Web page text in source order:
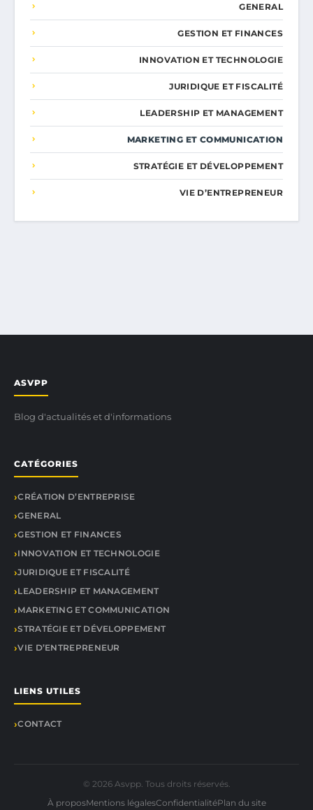
GENERAL
GESTION ET FINANCES
INNOVATION ET TECHNOLOGIE
JURIDIQUE ET FISCALITÉ
LEADERSHIP ET MANAGEMENT
MARKETING ET COMMUNICATION
STRATÉGIE ET DÉVELOPPEMENT
VIE D’ENTREPRENEUR
ASVPP
Blog d'actualités et d'informations
CATÉGORIES
CRÉATION D’ENTREPRISE
GENERAL
GESTION ET FINANCES
INNOVATION ET TECHNOLOGIE
JURIDIQUE ET FISCALITÉ
LEADERSHIP ET MANAGEMENT
MARKETING ET COMMUNICATION
STRATÉGIE ET DÉVELOPPEMENT
VIE D’ENTREPRENEUR
LIENS UTILES
CONTACT
© 2026 Asvpp. Tous droits réservés.
À proposMentions légalesConfidentialitéPlan du site